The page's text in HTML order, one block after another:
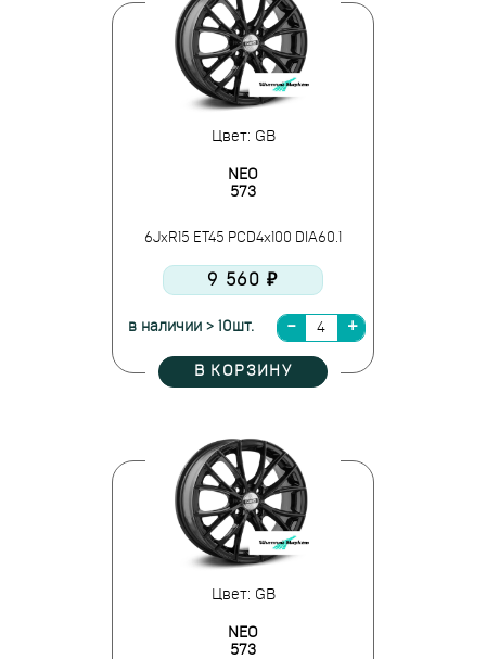
Цвет: GB
NEO
573
6JxR15 ET45 PCD4x100 DIA60.1
9 560 ₽
в наличии > 10шт.
В КОРЗИНУ
Цвет: GB
NEO
573